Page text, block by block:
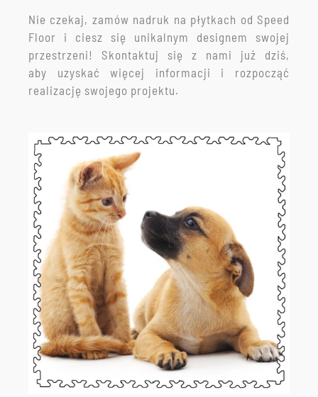
Nie czekaj, zamów nadruk na płytkach od Speed
Floor i ciesz się unikalnym designem swojej
przestrzeni! Skontaktuj się z nami już dziś,
aby uzyskać więcej informacji i rozpocząć
realizację swojego projektu.